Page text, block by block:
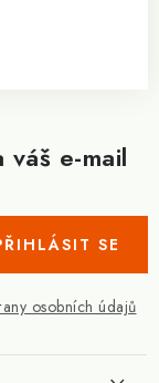
e-mail
osobních údajů
SE